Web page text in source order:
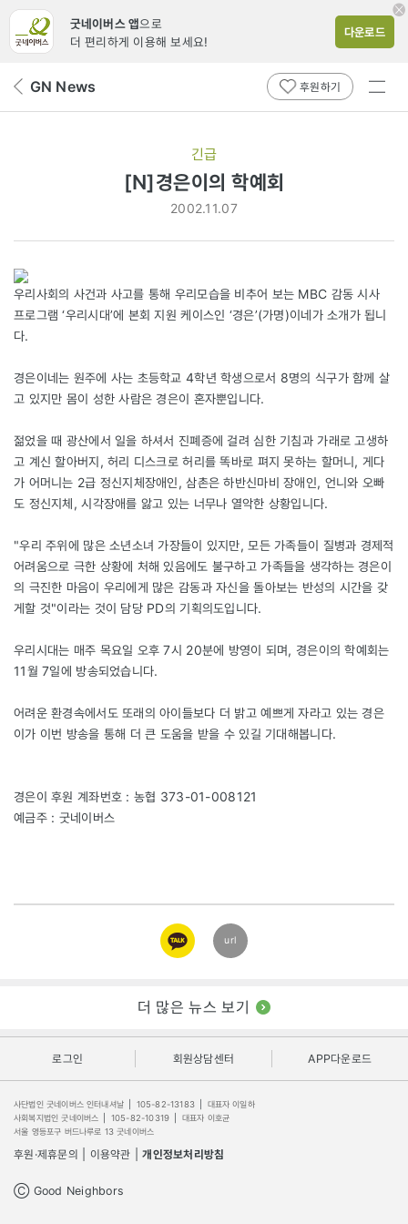
굿네이버스 앱으로
더 편리하게 이용해 보세요!
다운로드
뒤 GN News 후원하기
전체
긴급
[N]경은이의 학예회
2002.11.07
우리사회의 사건과 사고를 통해 우리모습을 비추어 보는 MBC 감동 시사
프로그램 ‘우리시대’에 본회 지원 케이스인 ‘경은’(가명)이네가 소개가 됩니
다.
경은이네는 원주에 사는 초등학교 4학년 학생으로서 8명의 식구가 함께 살
고 있지만 몸이 성한 사람은 경은이 혼자뿐입니다.
젊었을 때 광산에서 일을 하셔서 진폐증에 걸려 심한 기침과 가래로 고생하
고 계신 할아버지, 허리 디스크로 허리를 똑바로 펴지 못하는 할머니, 게다
가 어머니는 2급 정신지체장애인, 삼촌은 하반신마비 장애인, 언니와 오빠
도 정신지체, 시각장애를 앓고 있는 너무나 열악한 상황입니다.
"우리 주위에 많은 소년소녀 가장들이 있지만, 모든 가족들이 질병과 경제적
어려움으로 극한 상황에 처해 있음에도 불구하고 가족들을 생각하는 경은이
의 극진한 마음이 우리에게 많은 감동과 자신을 돌아보는 반성의 시간을 갖
게할 것"이라는 것이 담당 PD의 기획의도입니다.
우리시대는 매주 목요일 오후 7시 20분에 방영이 되며, 경은이의 학예회는
11월 7일에 방송되었습니다.
어려운 환경속에서도 또래의 아이들보다 더 밝고 예쁘게 자라고 있는 경은
이가 이번 방송을 통해 더 큰 도움을 받을 수 있길 기대해봅니다.
경은이 후원 계좌번호 : 농협 373-01-008121
예금주 : 굿네이버스
카카오
링크
url
더 많은 뉴스 보기
로그인 회원상담센터 APP다운로드
사단법인 굿네이버스 인터내셔날 105-82-13183
대표자 이일하
사회복지법인 굿네이버스
105-82-10319
대표자 이호균
서울 영등포구 버드나루로 13 굿네이버스
후원·제휴문의 이용약관 개인정보처리방침
Ⓒ Good Neighbors